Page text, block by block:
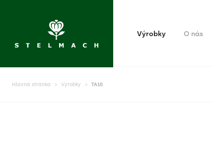
Výrobky O nás
Hlavná stránka Výrobky TA10